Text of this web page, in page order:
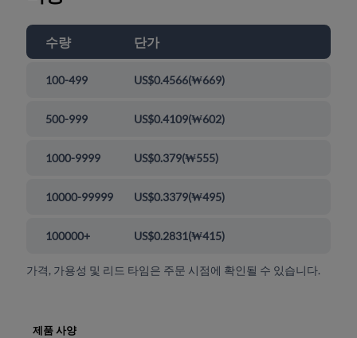
수량 단가
100-499 US$0.4566(₩669)
500-999 US$0.4109(₩602)
1000-9999 US$0.379(₩555)
10000-99999 US$0.3379(₩495)
100000+ US$0.2831(₩415)
가격, 가용성 및 리드 타임은 주문 시점에 확인될 수 있습니다.
제품 사양